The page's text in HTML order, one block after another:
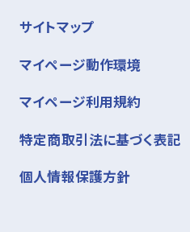
サイトマップ
マイページ動作環境
マイページ利用規約
特定商取引法に基づく表記
個人情報保護方針